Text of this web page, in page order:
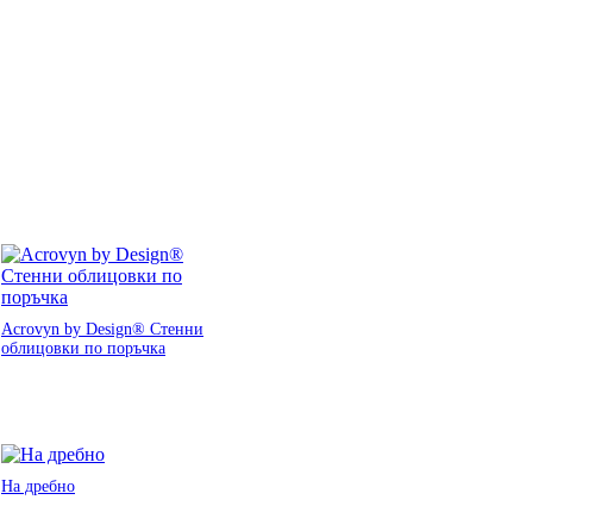
Acrovyn by Design® Стенни
облицовки по поръчка
На дребно